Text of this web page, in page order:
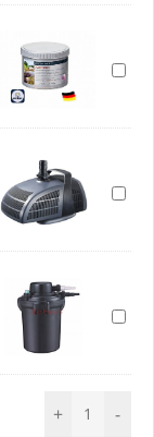
לבריכות
נוי
PF1000
מזרקה
קוטל
וירוקת
קו"ב
פריי
premiumcare
ALGENFREI
משאבת
2000
לבריכות
נוי
PF2000
פילטר
לבריכות
דגים
-
+